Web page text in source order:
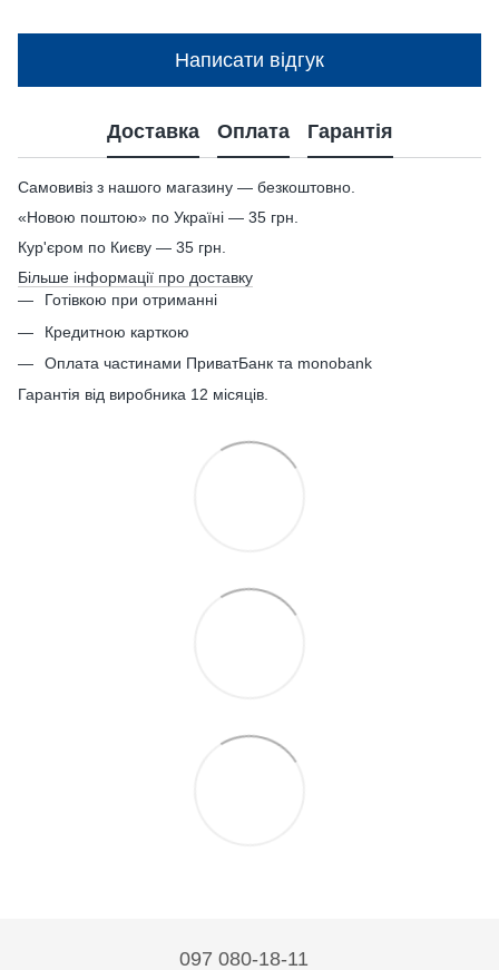
Написати відгук
Доставка Оплата Гарантія
Самовивіз з нашого магазину — безкоштовно.
«Новою поштою» по Україні — 35 грн.
Кур'єром по Києву — 35 грн.
Більше інформації про доставку
Готівкою при отриманні
Кредитною карткою
Оплата частинами ПриватБанк та monobank
Гарантія від виробника 12 місяців.
097 080-18-11